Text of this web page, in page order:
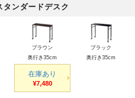
タンダードデスク
ブラウン
奥行き35cm
ブラック
奥行き35cm
在庫あり
¥7,480